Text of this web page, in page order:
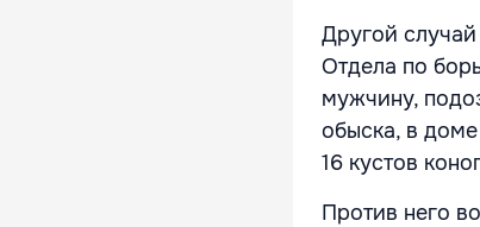
Другой
Отдела по
мужчину,
обыска, в
16 кустов
Против него